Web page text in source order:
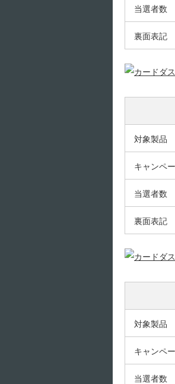
当選者数
裏面表記
対象製品
キャンペ
当選者数
裏面表記
対象製品
キャンペ
当選者数